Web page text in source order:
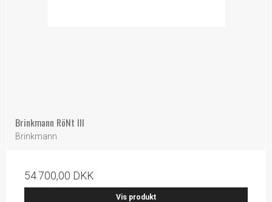
Brinkmann RöNt III
Brinkmann
54.700,00 DKK
Vis produkt